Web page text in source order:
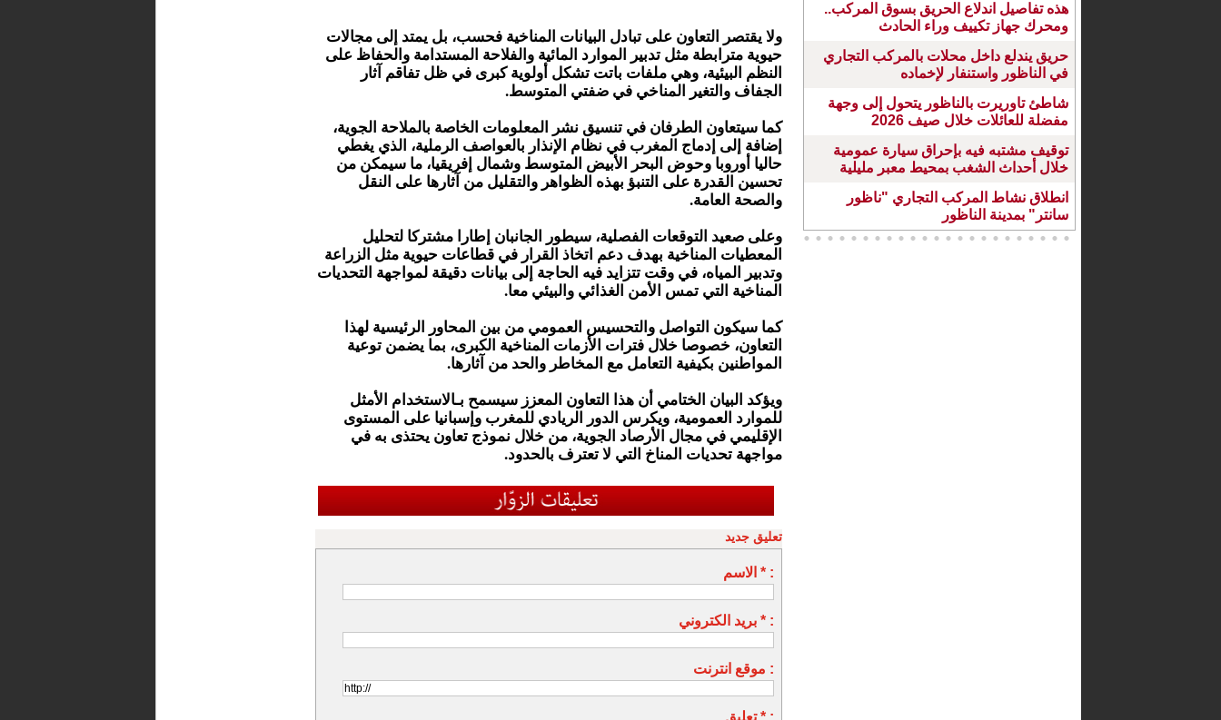
ولا يقتصر التعاون على تبادل البيانات المناخية فحسب، بل يمتد إلى مجالات
حيوية مترابطة مثل تدبير الموارد المائية والفلاحة المستدامة والحفاظ على
النظم البيئية، وهي ملفات باتت تشكل أولوية كبرى في ظل تفاقم آثار
الجفاف والتغير المناخي في ضفتي المتوسط.
كما سيتعاون الطرفان في تنسيق نشر المعلومات الخاصة بالملاحة الجوية،
إضافة إلى إدماج المغرب في نظام الإنذار بالعواصف الرملية، الذي يغطي
حاليا أوروبا وحوض البحر الأبيض المتوسط وشمال إفريقيا، ما سيمكن من
تحسين القدرة على التنبؤ بهذه الظواهر والتقليل من آثارها على النقل
والصحة العامة.
وعلى صعيد التوقعات الفصلية، سيطور الجانبان إطارا مشتركا لتحليل
المعطيات المناخية بهدف دعم اتخاذ القرار في قطاعات حيوية مثل الزراعة
وتدبير المياه، في وقت تتزايد فيه الحاجة إلى بيانات دقيقة لمواجهة التحديات
المناخية التي تمس الأمن الغذائي والبيئي معا.
كما سيكون التواصل والتحسيس العمومي من بين المحاور الرئيسية لهذا
التعاون، خصوصا خلال فترات الأزمات المناخية الكبرى، بما يضمن توعية
المواطنين بكيفية التعامل مع المخاطر والحد من آثارها.
ويؤكد البيان الختامي أن هذا التعاون المعزز سيسمح بـالاستخدام الأمثل
للموارد العمومية، ويكرس الدور الريادي للمغرب وإسبانيا على المستوى
الإقليمي في مجال الأرصاد الجوية، من خلال نموذج تعاون يحتذى به في
مواجهة تحديات المناخ التي لا تعترف بالحدود.
تعليق جديد
الاسم * :
بريد الكتروني * :
موقع انترنت :
تعليق * :
هذه تفاصيل اندلاع الحريق بسوق المركب..
ومحرك جهاز تكييف وراء الحادث
حريق يندلع داخل محلات بالمركب التجاري
في الناظور واستنفار لإخماده
شاطئ تاوريرت بالناظور يتحول إلى وجهة
مفضلة للعائلات خلال صيف 2026
توقيف مشتبه فيه بإحراق سيارة عمومية
خلال أحداث الشغب بمحيط معبر مليلية
انطلاق نشاط المركب التجاري "ناظور
سانتر" بمدينة الناظور